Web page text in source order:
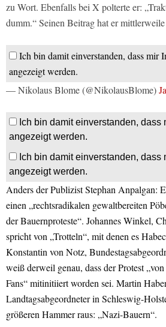
zu Wort. Ebenfalls bei X polterte er:
dumm.“ Seinen Beitrag hat er
Ich bin damit einverstanden, dass mir
angezeigt werden.
— Nikolaus Blome (@NikolausBlome)
Ich bin damit einverstanden, dass
angezeigt werden.
Ich bin damit einverstanden, dass
angezeigt werden.
Anders der Publizist Stephan Anpalgan:
einen „rechtsradikalen gewaltbereiten
der Bauernproteste“. Johannes Winkel,
spricht von „Trotteln“, mit denen es
Konstantin von Notz,
weiß derweil genau, dass der Protest
Fans“ mitinitiiert worden sei. Martin
Landtagsabgeordneter in Schleswig-
größeren Hammer raus: „Nazi-Bauern“.